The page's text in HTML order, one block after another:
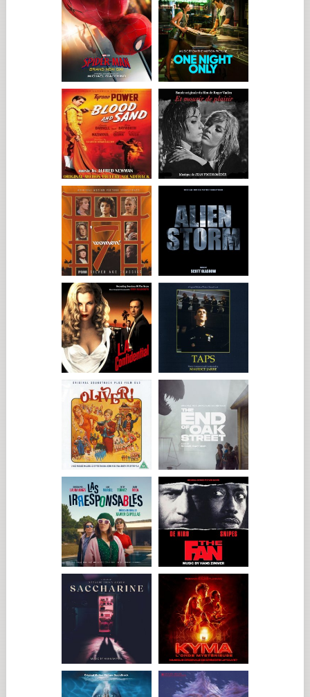
problemas en su lugar. Esto revela cierta debilidad, aunque
también veo en ese recurso a un intermediario una especie de
metáfora del psicoanálisis.
¿Qué le dijo Fabienne Godet sobre el personaje que tal vez no
estaba completamente escrito en el guion? ¿Cuál es su visión
de Pierre Chozène?...
Queríamos transmitir la idea de que es un escritor conocido,
de alto nivel y con éxito entre el público, algo que siempre es
difícil de representar en el cine. A menudo no resulta creíble.
Entonces nos preguntábamos: ¿cómo hacer que eso funcione?
Hablamos mucho sobre ello, así como sobre la credibilidad de
la voz imitada y sobre si todo esto pertenecía al ámbito del
cuento moral. Las soluciones fueron apareciendo poco a
poco. Fabienne escucha mucho y le gusta provocar
conversaciones que hacen avanzar discretamente su dirección
de actores. Eso sí, me pidió que mantuviera cierta sobriedad y
una forma de contención.
¿Y usted cómo definiría a Pierre Chozène?...
El alcoholismo juega un papel importante en su vida, pero me
gusta que nunca se le vea borracho. Se entiende que debió de
beber mucho y que esa adicción, acompañada de cierta
violencia verbal, provocó la separación con Clara, la mujer a la
que todavía ama. Ese es un vacío que sigue abierto en su vida.
Aunque vive cómodamente en un apartamento elegante, vive
solo. Pierre es un hombre herido que también busca la
aprobación de un padre admirado pero silencioso, una
aprobación que nunca obtendrá. Eso no se percibe de
inmediato, pero sus fragilidades aparecen poco a poco a
medida que Baptiste descubre aspectos de su vida. Por eso no
quería representar a un escritor genial y seguro de sí mismo.
¿A través de su deseo de no relacionarse con los demás, lo
imagina como algo misántropo?...
Hay sin duda cierta misantropía en él, aunque nunca se
menciona explícitamente, y eso me gusta: no etiquetar los
comportamientos ni ponerles nombres arquetípicos. Creo
que los artistas, en su burbuja, pueden sentir cierta inclinación
por ese retiro. Pero esa misantropía relativa —que no es en
absoluto odio hacia los demás, sino más bien una voluntad de
apartarse— suele ir acompañada de un profundo amor por la
humanidad y del deseo de reencontrarla a través de la
creación.
De este escritor bloqueado por la figura paterna y que busca
su aprobación, ¿diría que sigue siendo unniño que no ha
crecido del todo?...
Hay evidentemente una forma de inmadurez en él,
empezando por esa idea absurda de querer desprenderse de
su propia existencia. Es la idea de un niño grande —o de un
niño ya mayor—, como se quiera ver. Cualquiera que hiciera
algo así sería considerado loco. Lo interesante es ver cuánto
tiempo puede sostenerse esa idea y hasta dónde lo llevará. Tal
vez necesitaba esa ilusión para salir del veneno de las
relaciones familiares y del alcohol.
difíciles y nunca ha logrado acomodarse del todo a una vida
que termina volviéndose repetitiva, como los bailarines de